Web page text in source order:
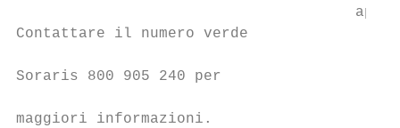
Contattare il numero verde
Soraris 800 905 240 per
maggiori informazioni.